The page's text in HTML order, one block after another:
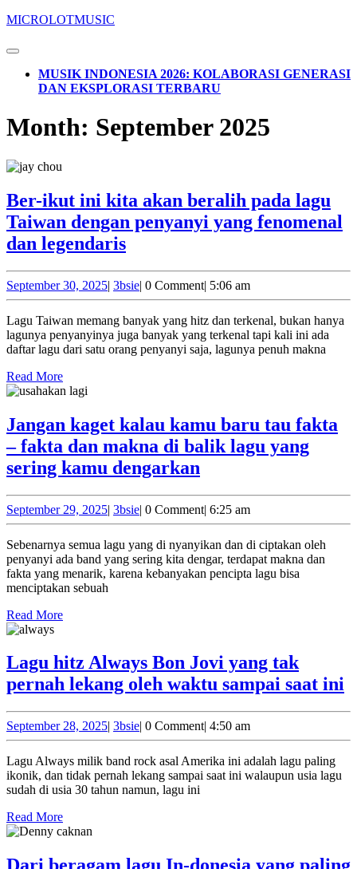
Skip
content
content
MICROLOTMUSIC
Open
ButtonMUSIK INDONESIA 2026: KOLABORASI GENERASI
DAN EKSPLORASI TERBARU
BUTTON
Month: September 2025
Ber-ikut ini kita akan beralih pada lagu
Taiwan dengan penyanyi yang fenomenal
dan legendarisBer-
ini
kita
akan
beralih
Taiwan
dengan
penyanyi
yang
fenomenal
dan
legendaris
September 30, 2025September
30,
2025
| 3bsie3bsie
| 0 Comment| 5:06 am
Lagu Taiwan memang banyak yang hitz dan terkenal, bukan hanya
lagunya penyanyinya juga banyak yang terkenal tapi kali ini ada
daftar lagu dari satu orang penyanyi saja, lagunya penuh makna
Read MoreRead
More
Jangan kaget kalau kamu baru tau fakta
– fakta dan makna di balik lagu yang
sering kamu dengarkan
kalau
kamu
baru
tau
dan
makna
balik
lagu
yang
sering
September 29, 2025September
29,
| 3bsie3bsie
| 0 Comment| 6:25 am
Sebenarnya semua lagu yang di nyanyikan dan di ciptakan oleh
penyanyi ada band yang sering kita dengar, terdapat makna dan
fakta yang menarik, karena kebanyakan pencipta lagu bisa
menciptakan sebuah
Read MoreRead
Lagu hitz Always Bon Jovi yang tak
pernah lekang oleh waktu sampai saat ini
September 28, 2025September
28,
2025
| 3bsie3bsie
| 0 Comment| 4:50 am
Lagu Always milik band rock asal Amerika ini adalah lagu paling
ikonik, dan tidak pernah lekang sampai saat ini walaupun usia lagu
sudah di usia 30 tahun namun, lagu ini
Read MoreRead
More